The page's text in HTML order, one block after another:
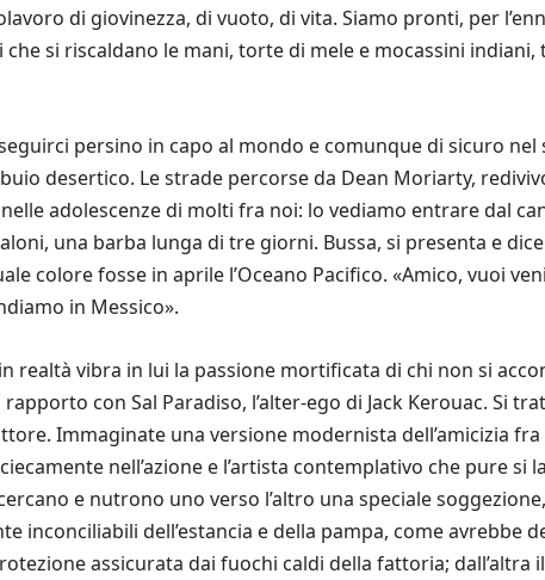
di giovinezza, di vuoto, di vita. Siamo pronti, per
si riscaldano le mani, torte di mele e mocassini indiani,
persino in capo al mondo e comunque di sicuro
desertico. Le strade percorse da Dean Moriarty,
adolescenze di molti fra noi: lo vediamo entrare dal
una barba lunga di tre giorni. Bussa, si presenta e
colore fosse in aprile l’Oceano Pacifico. «Amico, vuoi
in Messico».
realtà vibra in lui la passione mortificata di chi non si
con Sal Paradiso, l’alter-ego di Jack Kerouac. Si
Immaginate una versione modernista dell’amicizia
nell’azione e l’artista contemplativo che pure si
e nutrono uno verso l’altro una speciale
inconciliabili dell’estancia e della pampa, come avrebbe
assicurata dai fuochi caldi della fattoria;